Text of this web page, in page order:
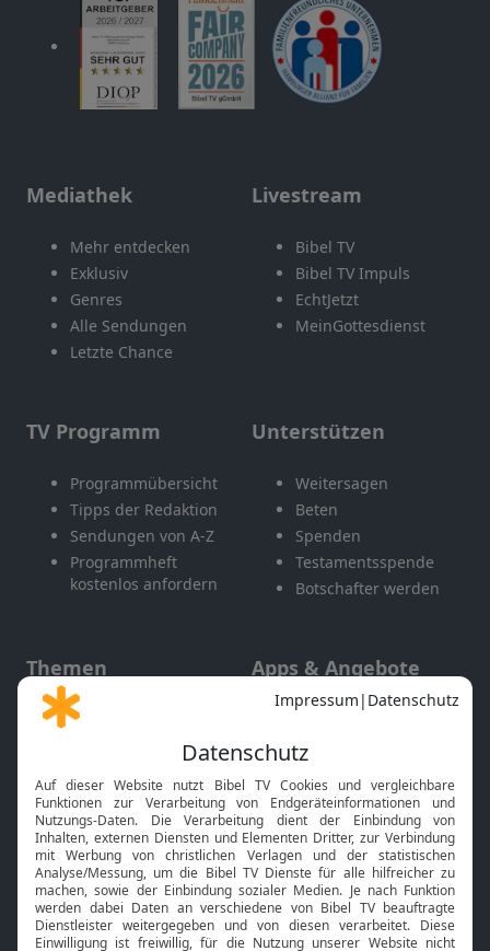
Mediathek
Mehr entdecken
Exklusiv
Genres
Alle Sendungen
Letzte Chance
Livestream
Bibel TV
Bibel TV Impuls
EchtJetzt
MeinGottesdienst
TV Programm
Programmübersicht
Tipps der Redaktion
Sendungen von A-Z
Programmheft
kostenlos anfordern
Unterstützen
Weitersagen
Beten
Spenden
Testamentsspende
Botschafter werden
Themen
Gott und Bibel erklärt
Neuigkeiten
Apps & Angebote
Mobile App
Smart TV
HbbTV
Bibelthek Online-Bibel
Nächster Gottesdienst